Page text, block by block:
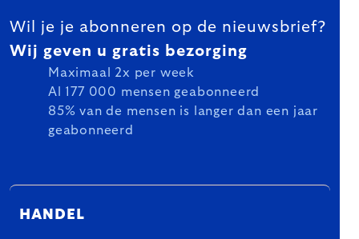
Wil je je abonneren op de nieuwsbrief?
Wij geven u gratis bezorging
Maximaal 2x per week
Al 177 000 mensen geabonneerd
85% van de mensen is langer dan een jaar
geabonneerd
HANDEL